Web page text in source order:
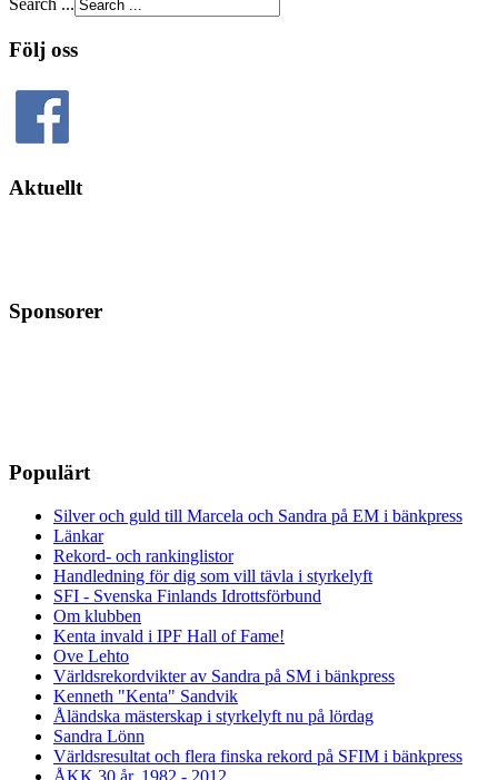
Search ...
Följ oss
Aktuellt
Sponsorer
Populärt
Silver och guld till Marcela och Sandra på EM i bänkpress
Länkar
Rekord- och rankinglistor
Handledning för dig som vill tävla i styrkelyft
SFI - Svenska Finlands Idrottsförbund
Om klubben
Kenta invald i IPF Hall of Fame!
Ove Lehto
Världsrekordvikter av Sandra på SM i bänkpress
Kenneth "Kenta" Sandvik
Åländska mästerskap i styrkelyft nu på lördag
Sandra Lönn
Världsresultat och flera finska rekord på SFIM i bänkpress